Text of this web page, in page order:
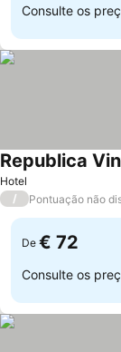
Consulte os
Hotel
Republica
/ Pontuação não
De € 72
Consulte os